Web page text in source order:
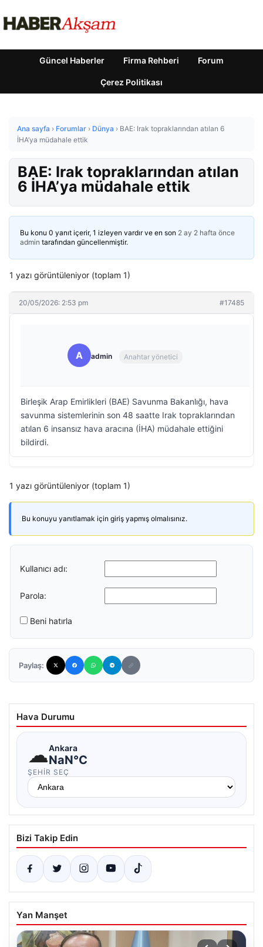
Güncel Haberler Firma Rehberi Forum
Çerez Politikası
Ana sayfa › Forumlar › Dünya › BAE: Irak topraklarından atılan 6
İHA’ya müdahale ettik
BAE: Irak topraklarından atılan
6 İHA’ya müdahale ettik
Bu konu 0 yanıt içerir, 1 izleyen vardır ve en son 2 ay 2 hafta önce
admin tarafından güncellenmiştir.
1 yazı görüntüleniyor (toplam 1)
20/05/2026: 2:53 pm #17485
A admin Anahtar yönetici
Birleşik Arap Emirlikleri (BAE) Savunma Bakanlığı, hava
savunma sistemlerinin son 48 saatte Irak topraklarından
atılan 6 insansız hava aracına (İHA) müdahale ettiğini
bildirdi.
1 yazı görüntüleniyor (toplam 1)
Bu konuyu yanıtlamak için giriş yapmış olmalısınız.
Kullanıcı adı:
Parola:
Beni hatırla
Paylaş:
Hava Durumu
☁Ankara
NaN°C
ŞEHIR SEÇ
Bizi Takip Edin
Yan Manşet